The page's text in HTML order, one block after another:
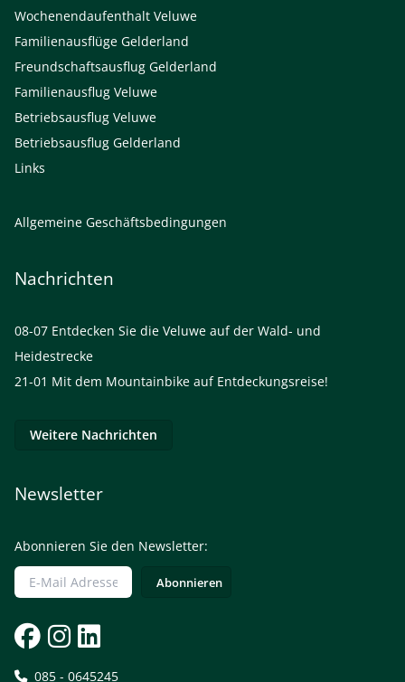
Wochenendaufenthalt Veluwe
Familienausflüge Gelderland
Freundschaftsausflug Gelderland
Familienausflug Veluwe
Betriebsausflug Veluwe
Betriebsausflug Gelderland
Links
Allgemeine Geschäftsbedingungen
Nachrichten
08-07 Entdecken Sie die Veluwe auf der Wald- und
Heidestrecke
21-01 Mit dem Mountainbike auf Entdeckungsreise!
Weitere Nachrichten
Newsletter
Abonnieren Sie den Newsletter:
085 - 0645245